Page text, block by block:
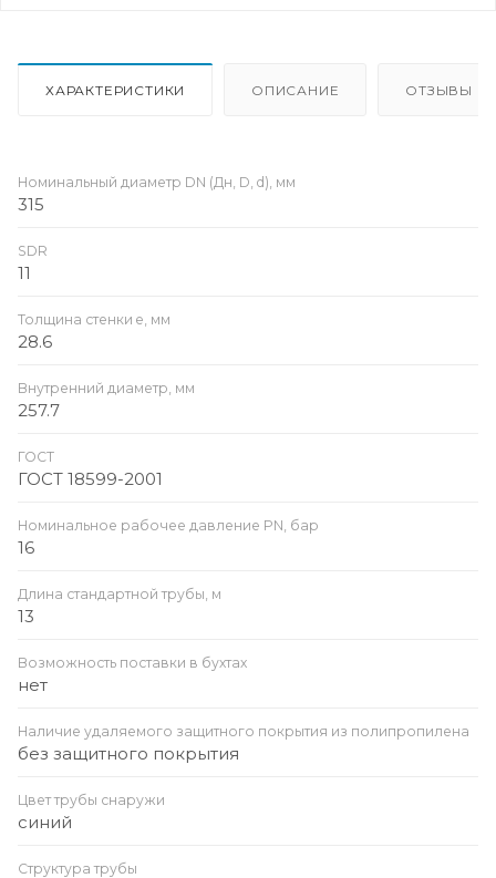
ХАРАКТЕРИСТИКИ ОПИСАНИЕ ОТЗЫВЫ
Номинальный диаметр DN (Дн, D, d), мм
315
SDR
11
Толщина стенки e, мм
28.6
Внутренний диаметр, мм
257.7
ГОСТ
ГОСТ 18599-2001
Номинальное рабочее давление PN, бар
16
Длина стандартной трубы, м
13
Возможность поставки в бухтах
нет
Наличие удаляемого защитного покрытия из полипропилена
без защитного покрытия
Цвет трубы снаружи
синий
Структура трубы